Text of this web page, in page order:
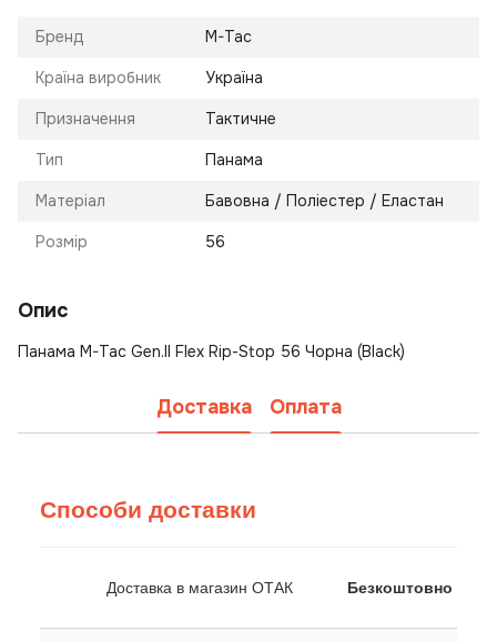
Бренд M-Tac
Країна виробник Україна
Призначення Тактичне
Тип Панама
Матеріал Бавовна / Поліестер / Еластан
Розмір 56
Опис
Панама M-Tac Gen.II Flex Rip-Stop 56 Чорна (Black)
Доставка Оплата
Способи доставки
Доставка в магазин ОТАК Безкоштовно